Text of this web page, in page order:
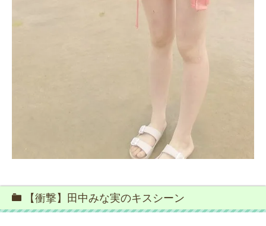
【衝撃】田中みな実のキスシーン